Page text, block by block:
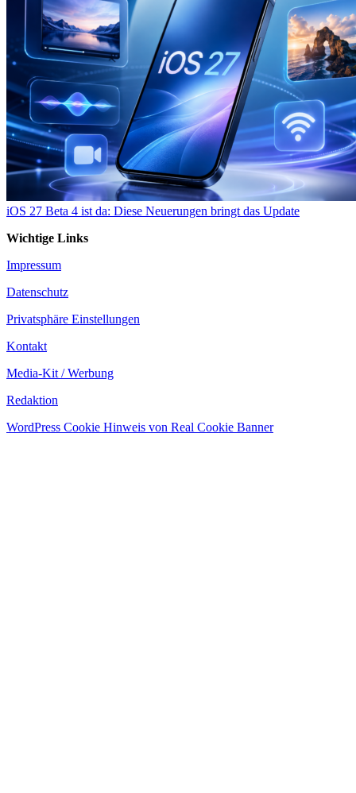
iOS 27 Beta 4 ist da: Diese Neuerungen bringt das Update
Wichtige Links
Impressum
Datenschutz
Privatsphäre Einstellungen
Kontakt
Media-Kit / Werbung
Redaktion
WordPress Cookie Hinweis von Real Cookie Banner